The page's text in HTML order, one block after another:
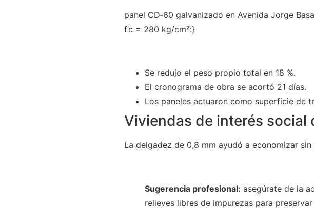
panel CD‑60 galvanizado en Avenida Jorge
f’c = 280 kg/cm²:}
Se redujo el peso propio total en 18 %.
El cronograma de obra se acortó 21 días.
Los paneles actuaron como superficie de
Viviendas de interés social
La delgadez de 0,8 mm ayudó a economizar
Sugerencia profesional: asegúrate de la
relieves libres de impurezas para